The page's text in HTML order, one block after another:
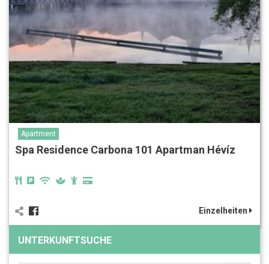
Apartment
Spa Residence Carbona‎‏‏‎ 101 Apartman Hévíz
Einzelheiten
UNTERKUNFTSUCHE